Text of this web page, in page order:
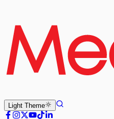
Light Theme